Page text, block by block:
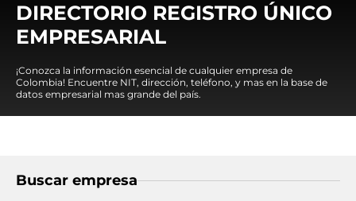
DIRECTORIO REGISTRO ÚNICO
EMPRESARIAL
¡Conozca la información esencial de cualquier empresa de
Colombia! Encuentre NIT, dirección, teléfono, y mas en la base de
datos empresarial mas grande del país.
Buscar empresa